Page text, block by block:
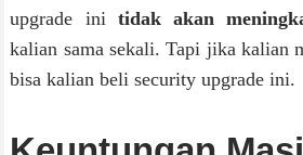
upgrade ini tidak akan
kalian sama sekali. Tapi jika kalian
bisa kalian beli security upgrade ini.